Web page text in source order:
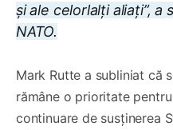
și ale celorlalți aliați”, a
NATO.
Mark Rutte a subliniat că
rămâne o prioritate
continuare de susținerea